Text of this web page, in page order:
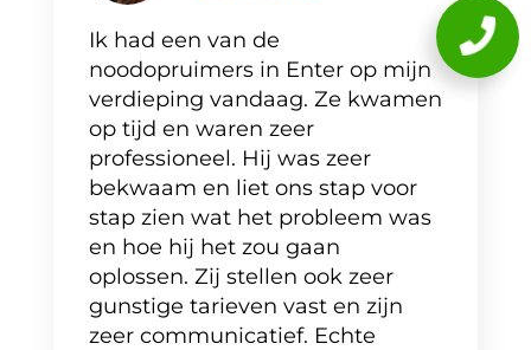
Ik had een van de
noodopruimers in Enter op mijn
verdieping vandaag. Ze kwamen
op tijd en waren zeer
professioneel. Hij was zeer
bekwaam en liet ons stap voor
stap zien wat het probleem was
en hoe hij het zou gaan
oplossen. Zij stellen ook zeer
gunstige tarieven vast en zijn
zeer communicatief. Echte